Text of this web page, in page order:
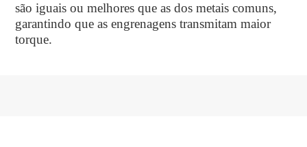
são iguais ou melhores que as dos metais comuns,
garantindo que as engrenagens transmitam maior
torque.